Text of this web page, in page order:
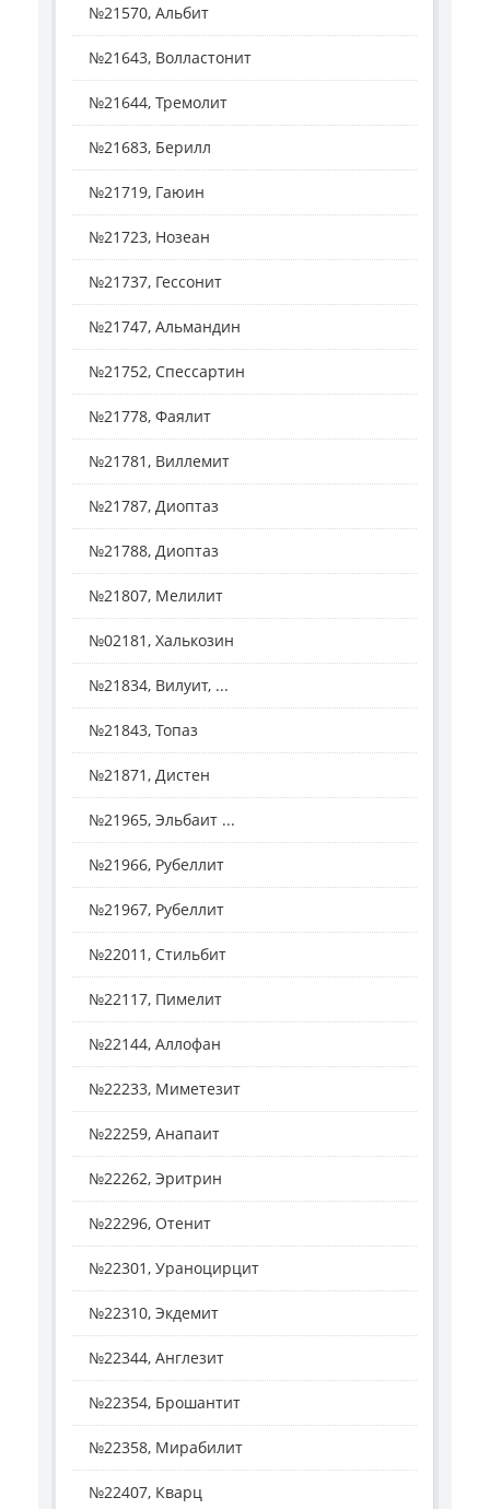
№21570, Альбит
№21643, Волластонит
№21644, Тремолит
№21683, Берилл
№21719, Гаюин
№21723, Нозеан
№21737, Гессонит
№21747, Альмандин
№21752, Спессартин
№21778, Фаялит
№21781, Виллемит
№21787, Диоптаз
№21788, Диоптаз
№21807, Мелилит
№02181, Халькозин
№21834, Вилуит, ...
№21843, Топаз
№21871, Дистен
№21965, Эльбаит ...
№21966, Рубеллит
№21967, Рубеллит
№22011, Стильбит
№22117, Пимелит
№22144, Аллофан
№22233, Миметезит
№22259, Анапаит
№22262, Эритрин
№22296, Отенит
№22301, Ураноцирцит
№22310, Экдемит
№22344, Англезит
№22354, Брошантит
№22358, Мирабилит
№22407, Кварц